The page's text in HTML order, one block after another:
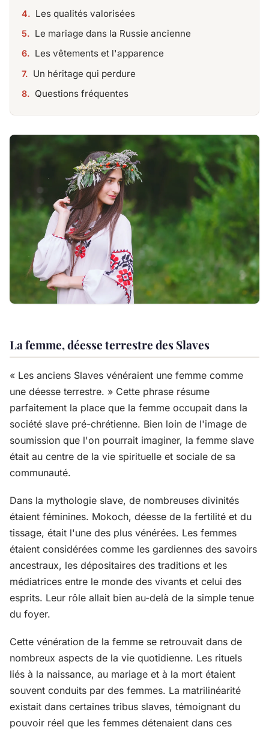
Les qualités valorisées
Le mariage dans la Russie ancienne
Les vêtements et l'apparence
Un héritage qui perdure
Questions fréquentes
La femme, déesse terrestre des Slaves
« Les anciens Slaves vénéraient une femme comme
une déesse terrestre. » Cette phrase résume
parfaitement la place que la femme occupait dans la
société slave pré-chrétienne. Bien loin de l'image de
soumission que l'on pourrait imaginer, la femme slave
était au centre de la vie spirituelle et sociale de sa
communauté.
Dans la mythologie slave, de nombreuses divinités
étaient féminines. Mokoch, déesse de la fertilité et du
tissage, était l'une des plus vénérées. Les femmes
étaient considérées comme les gardiennes des savoirs
ancestraux, les dépositaires des traditions et les
médiatrices entre le monde des vivants et celui des
esprits. Leur rôle allait bien au-delà de la simple tenue
du foyer.
Cette vénération de la femme se retrouvait dans de
nombreux aspects de la vie quotidienne. Les rituels
liés à la naissance, au mariage et à la mort étaient
souvent conduits par des femmes. La matrilinéarité
existait dans certaines tribus slaves, témoignant du
pouvoir réel que les femmes détenaient dans ces